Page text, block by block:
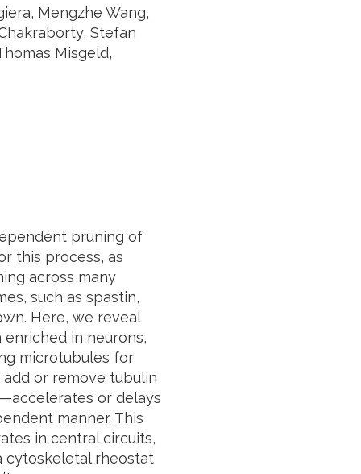
Mengzhe Wang,
Stefan
Misgeld,
pruning of
this process, as
across many
such as spastin,
Here, we reveal
in neurons,
microtubules for
or remove tubulin
or delays
manner. This
in central circuits,
cytoskeletal rheostat